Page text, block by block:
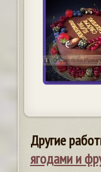
Другие
ягодами и